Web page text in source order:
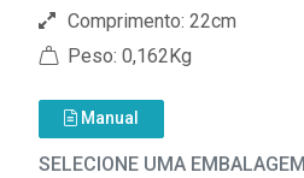
Comprimento: 22cm
Peso: 0,162Kg
Manual
SELECIONE UMA EMBALAGEM